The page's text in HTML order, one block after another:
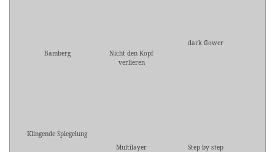
Bamberg
Nicht den Kopf
verlieren
dark flower
Klingende Spiegelung
Multilayer
Step by step